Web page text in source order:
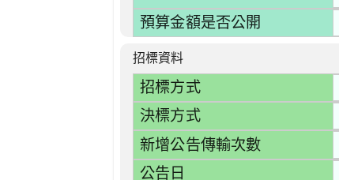
預算金額是否公開
招標資料
招標方式
決標方式
新增公告傳輸次數
公告日